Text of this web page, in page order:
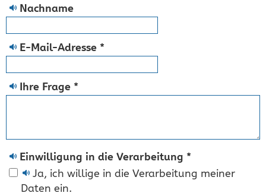
Nachname
E-Mail-Adresse *
Ihre Frage *
Einwilligung in die Verarbeitung *
Ja, ich willige in die Verarbeitung meiner
Daten ein.